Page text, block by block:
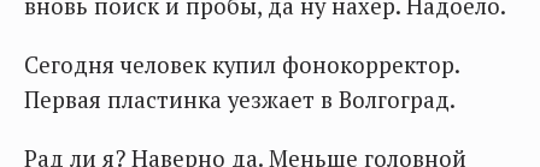
вновь поиск и пробы, да ну нахер. Надоело.
Сегодня человек купил фонокорректор.
Первая пластинка уезжает в Волгоград.
Рад ли я? Наверно да. Меньше головной